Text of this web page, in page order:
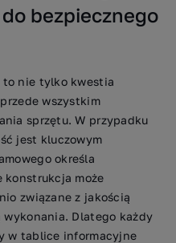
bezpiecznego
to nie tylko kwestia
wszystkim
sprzętu. W przypadku
jest kluczowym
określa
konstrukcja może
związane z jakością
Dlatego każdy
w tablice informacyjne